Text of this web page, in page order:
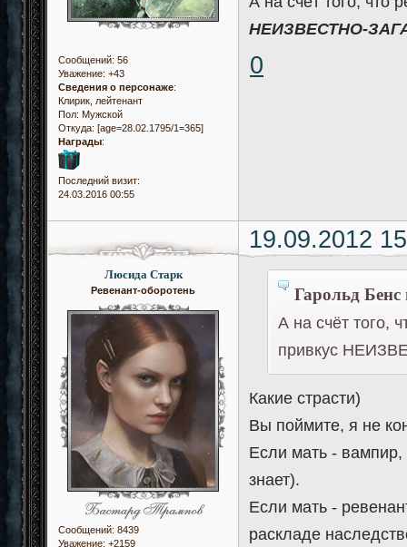
Сообщений: 56
Уважение: +43
Сведения о персонаже:
Клирик, лейтенант
Пол: Мужской
Откуда: [age=28.02.1795/1=365]
Награды:
Последний визит:
24.03.2016 00:55
НЕИЗВЕСТНО-
0
19.09.2012
Люсида Старк
Ревенант-оборотень
Сообщений: 8439
Уважение: +2159
Гарольд
А на счёт того,
привкус
Какие страсти)
Вы поймите, я не
Если мать -
знает).
Если мать -
раскладе